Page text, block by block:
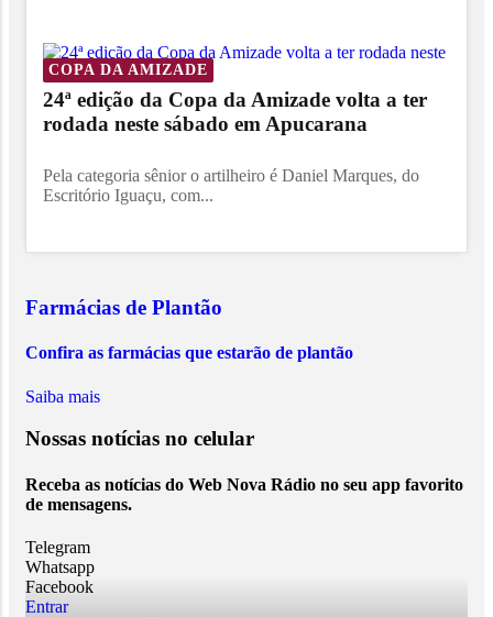
COPA DA AMIZADE
24ª edição da Copa da Amizade volta a ter
rodada neste sábado em Apucarana
Pela categoria sênior o artilheiro é Daniel Marques, do
Escritório Iguaçu, com...
Farmácias de Plantão
Confira as farmácias que estarão de plantão
Saiba mais
Nossas notícias no celular
Receba as notícias do Web Nova Rádio no seu app favorito
de mensagens.
Telegram
Whatsapp
Facebook
Entrar